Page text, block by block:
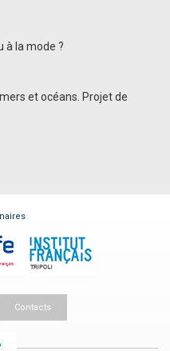
à la mode ?
et océans. Projet de
Contacts